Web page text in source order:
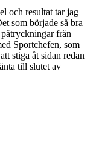
och resultat tar jag
som började så bra
från
Sportchefen, som
stiga åt sidan redan
till slutet av